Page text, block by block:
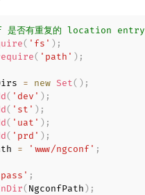
否有重复的 location entry
( 'fs' ) ;
( 'path' ) ;
= new Set( ) ;
( 'dev' ) ;
( 'st' ) ;
( 'uat' ) ;
( 'prd' ) ;
= 'www/ngconf' ;
;
( NgconfPath ) ;